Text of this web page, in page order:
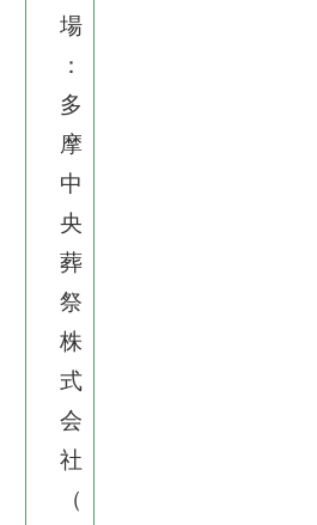
場
：
多
摩
中
央
葬
祭
株
式
会
社
（